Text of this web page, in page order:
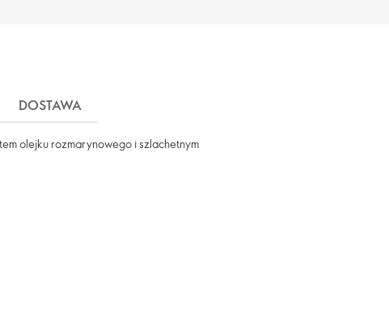
DOSTAWA
olejku rozmarynowego i szlachetnym